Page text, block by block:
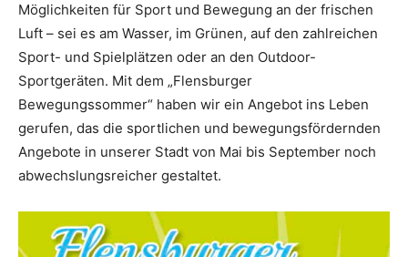
Möglichkeiten für Sport und Bewegung an der frischen
Luft – sei es am Wasser, im Grünen, auf den zahlreichen
Sport- und Spielplätzen oder an den Outdoor-
Sportgeräten. Mit dem „Flensburger
Bewegungssommer“ haben wir ein Angebot ins Leben
gerufen, das die sportlichen und bewegungsfördernden
Angebote in unserer Stadt von Mai bis September noch
abwechslungsreicher gestaltet.